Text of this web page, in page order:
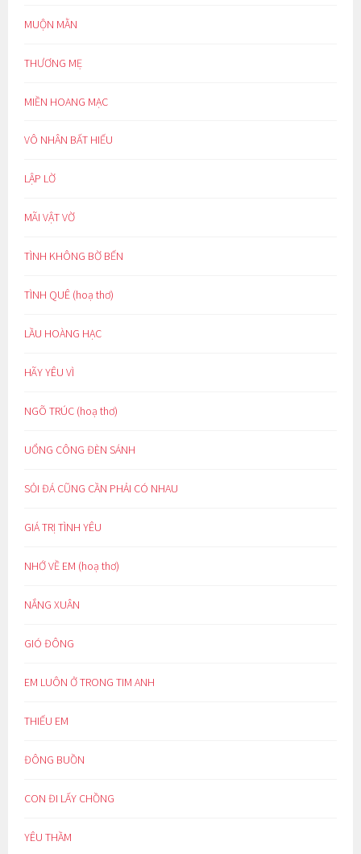
MUỘN MẰN
THƯƠNG MẸ
MIỀN HOANG MẠC
VÔ NHÂN BẤT HIẾU
LẬP LỜ
MÃI VẬT VỜ
TÌNH KHÔNG BỜ BẾN
TÌNH QUÊ (hoạ thơ)
LẦU HOÀNG HẠC
HÃY YÊU VÌ
NGÕ TRÚC (hoạ thơ)
UỔNG CÔNG ĐÈN SÁNH
SỎI ĐÁ CŨNG CẦN PHẢI CÓ NHAU
GIÁ TRỊ TÌNH YÊU
NHỚ VỀ EM (hoạ thơ)
NẮNG XUÂN
GIÓ ĐÔNG
EM LUÔN Ở TRONG TIM ANH
THIẾU EM
ĐÔNG BUỒN
CON ĐI LẤY CHỒNG
YÊU THẦM